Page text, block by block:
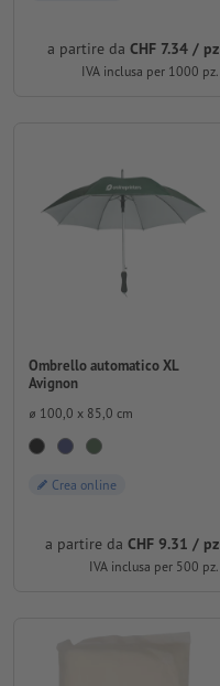
a partire da CHF 7.34 / pz
IVA inclusa per 1000 pz.
Ombrello automatico XL
Avignon
⌀ 100,0 x 85,0 cm
Crea online
a partire da CHF 9.31 / pz
IVA inclusa per 500 pz.